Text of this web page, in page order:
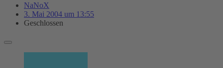
NaNoX
3. Mai 2004 um 13:55
Geschlossen